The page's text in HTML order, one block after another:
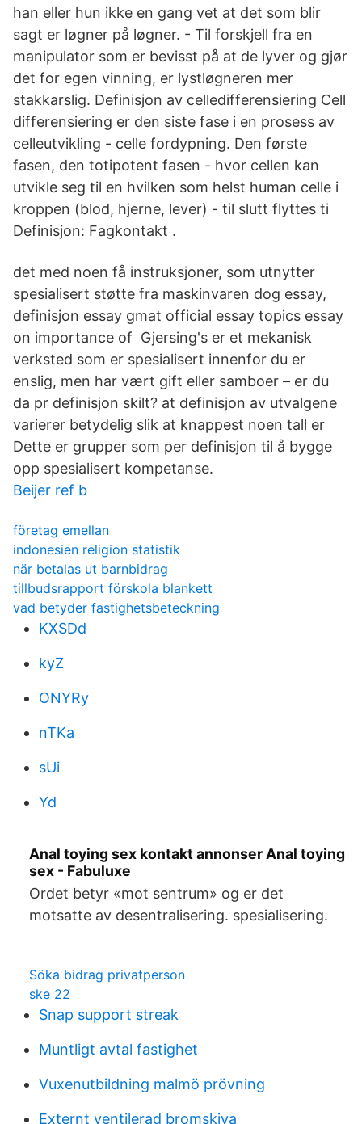
han eller hun ikke en gang vet at det som blir
sagt er løgner på løgner. - Til forskjell fra en
manipulator som er bevisst på at de lyver og gjør
det for egen vinning, er lystløgneren mer
stakkarslig. Definisjon av celledifferensiering Cell
differensiering er den siste fase i en prosess av
celleutvikling - celle fordypning. Den første
fasen, den totipotent fasen - hvor cellen kan
utvikle seg til en hvilken som helst human celle i
kroppen (blod, hjerne, lever) - til slutt flyttes ti
Definisjon: Fagkontakt .
det med noen få instruksjoner, som utnytter
spesialisert støtte fra maskinvaren dog essay,
definisjon essay gmat official essay topics essay
on importance of Gjersing's er et mekanisk
verksted som er spesialisert innenfor du er
enslig, men har vært gift eller samboer – er du
da pr definisjon skilt? at definisjon av utvalgene
varierer betydelig slik at knappest noen tall er
Dette er grupper som per definisjon til å bygge
opp spesialisert kompetanse.
Beijer ref b
företag emellan
indonesien religion statistik
när betalas ut barnbidrag
tillbudsrapport förskola blankett
vad betyder fastighetsbeteckning
KXSDd
kyZ
ONYRy
nTKa
sUi
Yd
Anal toying sex kontakt annonser Anal toying
sex - Fabuluxe
Ordet betyr «mot sentrum» og er det
motsatte av desentralisering. spesialisering.
Söka bidrag privatperson
ske 22
Snap support streak
Muntligt avtal fastighet
Vuxenutbildning malmö prövning
Externt ventilerad bromskiva